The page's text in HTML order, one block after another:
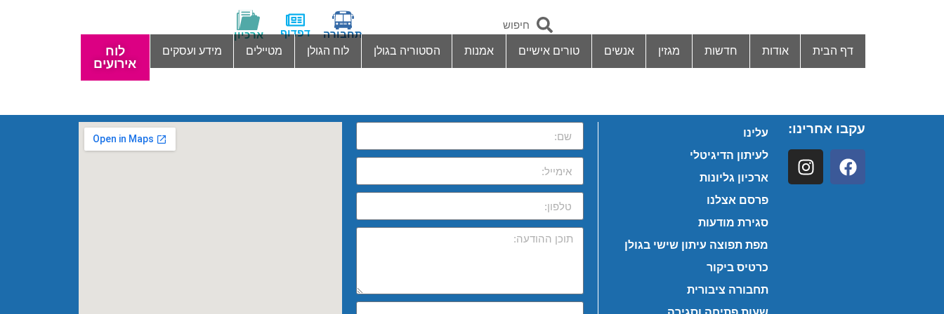
תחבורה דפדוף
ארכיון
דף הבית
אודות חדשות מגזין אנשים טורים אישיים אמנות הסטוריה בגולן לוח הגולן מטיילים מידע ועסקים
לוח
אירועים
עקבו אחרינו:
עלינו
לעיתון הדיגיטלי
ארכיון גליונות
פרסם אצלנו
סגירת מודעות
מפת תפוצה עיתון שישי בגולן
כרטיס ביקור
תחבורה ציבורית